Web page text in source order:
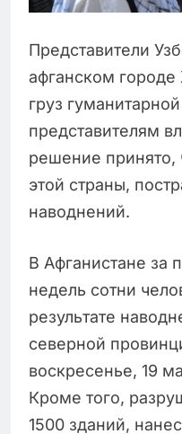
Представители
афганском городе
груз
представителям
решение
этой страны,
наводнений.
В Афганистане за
недель сотни
результате
северной
воскресенье, 19
Кроме того,
1500 зданий,